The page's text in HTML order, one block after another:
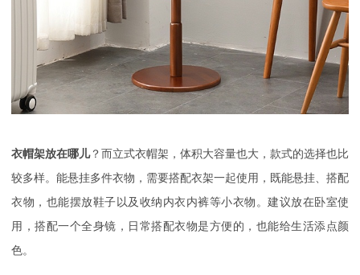
衣帽架放在哪儿？而立式衣帽架，体积大容量也大，款式的选择也比
较多样。能悬挂多件衣物，需要搭配衣架一起使用，既能悬挂、搭配
衣物，也能摆放鞋子以及收纳内衣内裤等小衣物。建议放在卧室使
用，搭配一个全身镜，日常搭配衣物是方便的，也能给生活添点颜
色。